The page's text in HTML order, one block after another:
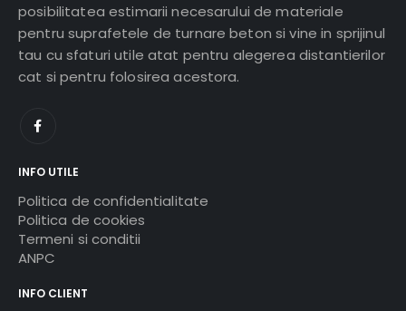
posibilitatea estimarii necesarului de materiale
pentru suprafetele de turnare beton si vine in sprijinul
tau cu sfaturi utile atat pentru alegerea distantierilor
cat si pentru folosirea acestora.
INFO UTILE
Politica de confidentialitate
Politica de cookies
Termeni si conditii
ANPC
INFO CLIENT